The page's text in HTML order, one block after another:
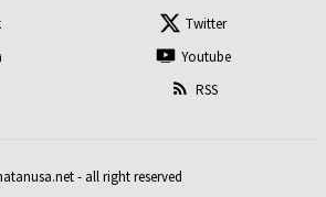
Twitter
Youtube
RSS
- all right reserved